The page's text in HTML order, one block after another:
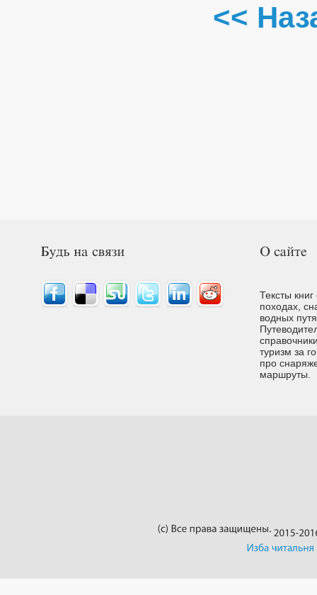
<<
Тексты
походах,
водных
туризм за
про
маршруты.